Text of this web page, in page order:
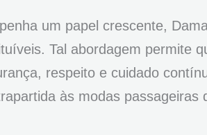
um papel crescente,
Tal abordagem permite
respeito e cuidado
às modas passageiras